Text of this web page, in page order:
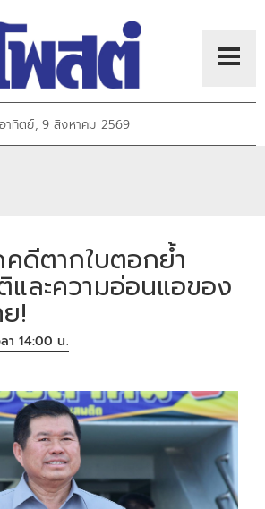
อาทิตย์, 9 สิงหาคม 2569
ดีตากใบตอกย้ำ
และความอ่อนแอของ
!
า 14:00 น.